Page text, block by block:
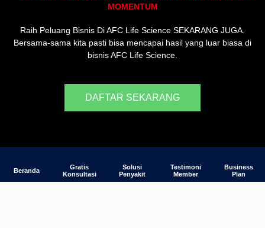
MOMENTUM
Raih Peluang Bisnis Di AFC Life Science SEKARANG JUGA.
Bersama-sama kita pasti bisa mencapai hasil yang luar biasa di
bisnis AFC Life Science.
DAFTAR SEKARANG
Beranda
Gratis
Konsultasi
Solusi
Penyakit
Testimoni
Member
Business
Plan